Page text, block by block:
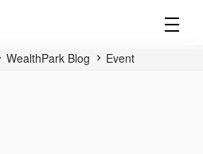
WealthPark Blog Event